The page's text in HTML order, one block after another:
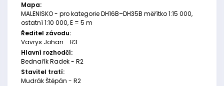
Mapa:
MALENISKO - pro kategorie DH16B–DH35B měřítko 1:15 000,
ostatní 1:10 000, E = 5 m
Ředitel závodu:
Vavrys Johan - R3
Hlavní rozhodčí:
Bednařík Radek - R2
Stavitel tratí:
Mudrák Štěpán - R2